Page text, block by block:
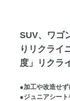
SUV、ワゴ
りリクライ
度」リクラ
●加工や改造せ
●ジュニアシー